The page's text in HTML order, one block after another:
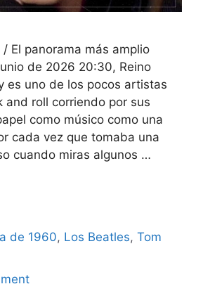
El panorama más amplio
de 2026 20:30, Reino
es uno de los pocos artistas
and roll corriendo por sus
como músico como una
cada vez que tomaba una
cuando miras algunos …
de 1960, Los Beatles,Tom